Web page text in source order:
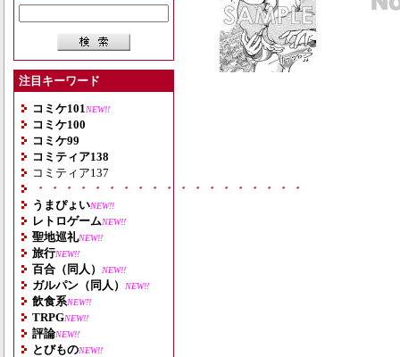
注目キーワード
コミケ101 NEW!!
コミケ100
コミケ99
コミティア138
コミティア137
・・・・・・・・・・・・・・・・・・・
うまぴょいNEW!!
レトロゲームNEW!!
聖地巡礼NEW!!
旅行NEW!!
百合（同人） NEW!!
ガルパン（同人） NEW!!
飲食系NEW!!
TRPGNEW!!
評論NEW!!
とびものNEW!!